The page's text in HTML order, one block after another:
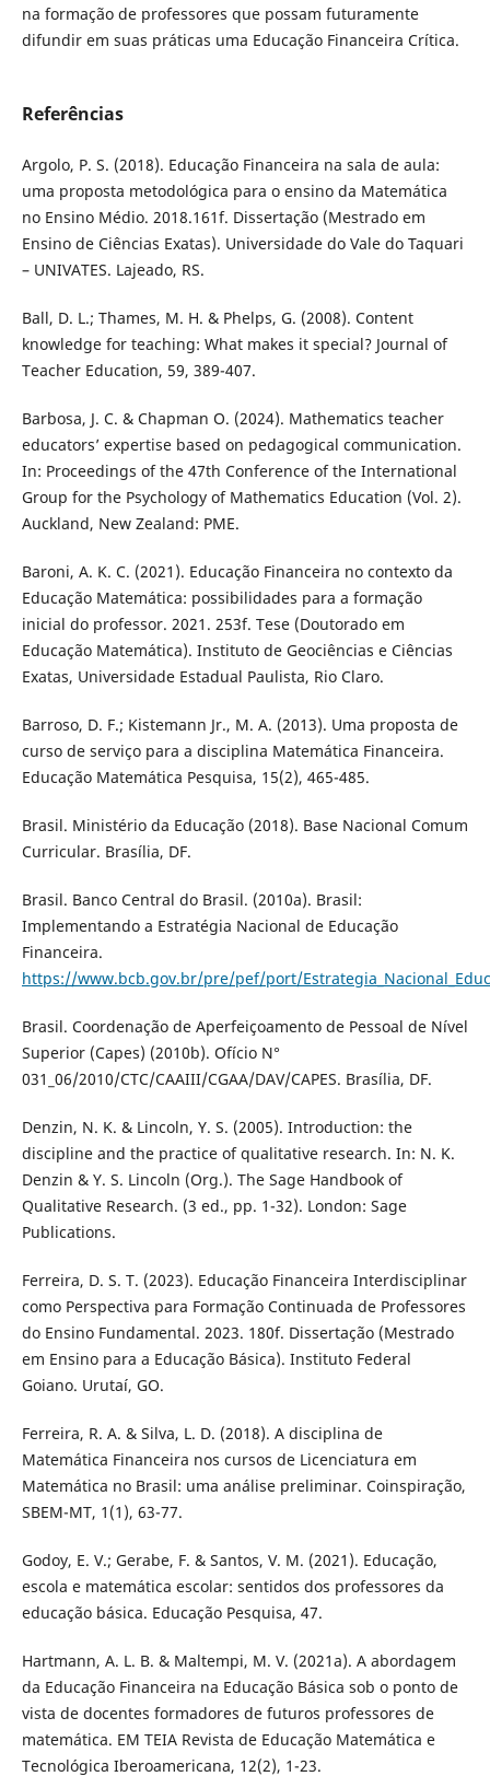
na formação de professores que possam futuramente
difundir em suas práticas uma Educação Financeira Crítica.
Referências
Argolo, P. S. (2018). Educação Financeira na sala de aula:
uma proposta metodológica para o ensino da Matemática
no Ensino Médio. 2018.161f. Dissertação (Mestrado em
Ensino de Ciências Exatas). Universidade do Vale do Taquari
– UNIVATES. Lajeado, RS.
Ball, D. L.; Thames, M. H. & Phelps, G. (2008). Content
knowledge for teaching: What makes it special? Journal of
Teacher Education, 59, 389-407.
Barbosa, J. C. & Chapman O. (2024). Mathematics teacher
educators’ expertise based on pedagogical communication.
In: Proceedings of the 47th Conference of the International
Group for the Psychology of Mathematics Education (Vol. 2).
Auckland, New Zealand: PME.
Baroni, A. K. C. (2021). Educação Financeira no contexto da
Educação Matemática: possibilidades para a formação
inicial do professor. 2021. 253f. Tese (Doutorado em
Educação Matemática). Instituto de Geociências e Ciências
Exatas, Universidade Estadual Paulista, Rio Claro.
Barroso, D. F.; Kistemann Jr., M. A. (2013). Uma proposta de
curso de serviço para a disciplina Matemática Financeira.
Educação Matemática Pesquisa, 15(2), 465-485.
Brasil. Ministério da Educação (2018). Base Nacional Comum
Curricular. Brasília, DF.
Brasil. Banco Central do Brasil. (2010a). Brasil:
Implementando a Estratégia Nacional de Educação
Financeira.
https://www.bcb.gov.br/pre/pef/port/
Brasil. Coordenação de Aperfeiçoamento de Pessoal de Nível
Superior (Capes) (2010b). Ofício N°
031_06/2010/CTC/CAAIII/CGAA/DAV/CAPES. Brasília, DF.
Denzin, N. K. & Lincoln, Y. S. (2005). Introduction: the
discipline and the practice of qualitative research. In: N. K.
Denzin & Y. S. Lincoln (Org.). The Sage Handbook of
Qualitative Research. (3 ed., pp. 1-32). London: Sage
Publications.
Ferreira, D. S. T. (2023). Educação Financeira Interdisciplinar
como Perspectiva para Formação Continuada de Professores
do Ensino Fundamental. 2023. 180f. Dissertação (Mestrado
em Ensino para a Educação Básica). Instituto Federal
Goiano. Urutaí, GO.
Ferreira, R. A. & Silva, L. D. (2018). A disciplina de
Matemática Financeira nos cursos de Licenciatura em
Matemática no Brasil: uma análise preliminar. Coinspiração,
SBEM-MT, 1(1), 63-77.
Godoy, E. V.; Gerabe, F. & Santos, V. M. (2021). Educação,
escola e matemática escolar: sentidos dos professores da
educação básica. Educação Pesquisa, 47.
Hartmann, A. L. B. & Maltempi, M. V. (2021a). A abordagem
da Educação Financeira na Educação Básica sob o ponto de
vista de docentes formadores de futuros professores de
matemática. EM TEIA Revista de Educação Matemática e
Tecnológica Iberoamericana, 12(2), 1-23.